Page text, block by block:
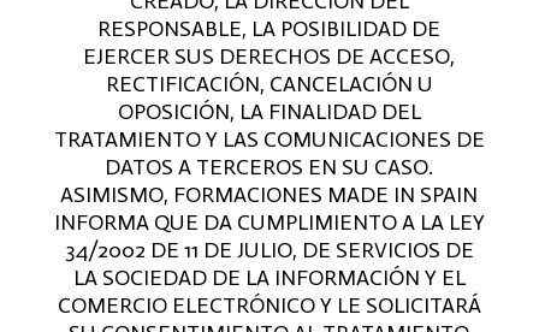
RESPONSABLE, LA POSIBILIDAD DE
EJERCER SUS DERECHOS DE ACCESO,
RECTIFICACIÓN, CANCELACIÓN U
OPOSICIÓN, LA FINALIDAD DEL
TRATAMIENTO Y LAS COMUNICACIONES DE
DATOS A TERCEROS EN SU CASO.
ASIMISMO, FORMACIONES MADE IN SPAIN
INFORMA QUE DA CUMPLIMIENTO A LA LEY
34/2002 DE 11 DE JULIO, DE SERVICIOS DE
LA SOCIEDAD DE LA INFORMACIÓN Y EL
COMERCIO ELECTRÓNICO Y LE SOLICITARÁ